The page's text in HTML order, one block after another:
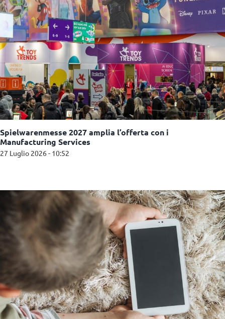
Spielwarenmesse 2027 amplia l’offerta con i
Manufacturing Services
27 Luglio 2026 - 10:52